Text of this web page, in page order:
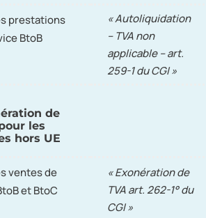
prestations
BtoB
« Autoliquidation
– TVA non
applicable – art.
259-1 du CGI »
de
les
hors UE
ventes de
et BtoC
« Exonération de
TVA art. 262-1° du
CGI »